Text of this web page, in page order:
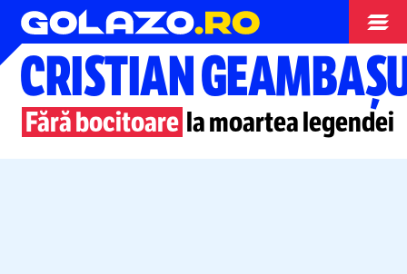
Opinii
CRISTIAN
Fără bocitoare la moartea legendei